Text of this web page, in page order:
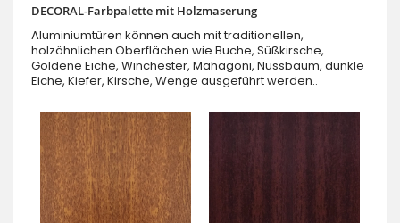
DECORAL-Farbpalette mit Holzmaserung
Aluminiumtüren können auch mit traditionellen,
holzähnlichen Oberflächen wie Buche, Süßkirsche,
Goldene Eiche, Winchester, Mahagoni, Nussbaum, dunkle
Eiche, Kiefer, Kirsche, Wenge ausgeführt werden..